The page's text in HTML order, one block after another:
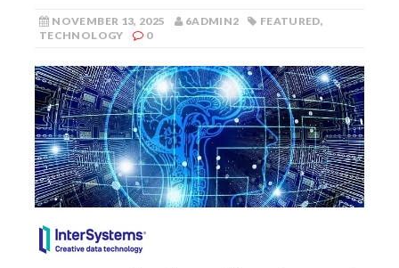
NOVEMBER 13, 2025 6ADMIN2 FEATURED,
TECHNOLOGY
0